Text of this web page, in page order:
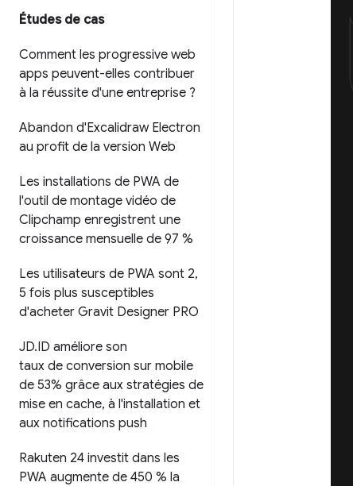
Études de cas
Comment les progressive web
apps peuvent-elles contribuer
à la réussite d'une entreprise ?
Abandon d'Excalidraw Electron
au profit de la version Web
Les installations de PWA de
l'outil de montage vidéo de
Clipchamp enregistrent une
croissance mensuelle de 97 %
Les utilisateurs de PWA sont 2,
5 fois plus susceptibles
d'acheter Gravit Designer PRO
JD.ID améliore son
taux de conversion sur mobile
de 53% grâce aux stratégies de
mise en cache, à l'installation et
aux notifications push
Rakuten 24 investit dans les
PWA augmente de 450 % la